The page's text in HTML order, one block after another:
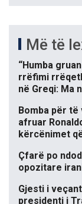
Më të
“Humba
rrëfimi
në Greqi: Ma
Bomba për
afruar
kërcënimet
Çfarë po
opozitare
Gjesti i
presidenti i